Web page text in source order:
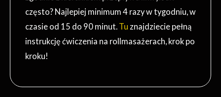
często? Najlepiej minimum 4 razy w tygodniu, w
czasie od 15 do 90 minut. Tu znajdziecie pełną
instrukcję ćwiczenia na rollmasażerach, krok po
kroku!